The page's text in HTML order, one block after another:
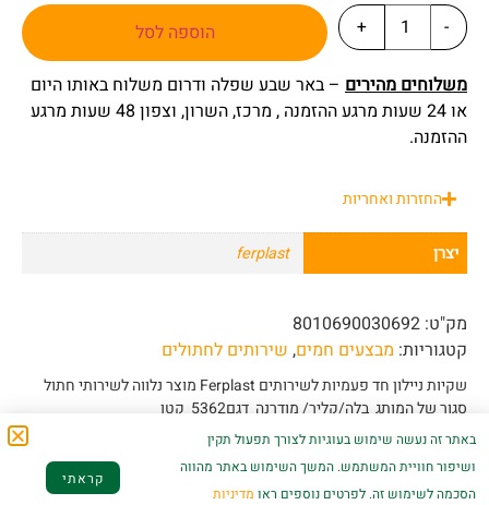
-
+
הוספה לסל
משלוחים מהירים – באר שבע שפלה ודרום משלוח באותו היום
או 24 שעות מרגע ההזמנה , מרכז, השרון, וצפון 48 שעות מרגע
ההזמנה.
החזרות ואחריות
יצרן ferplast
מק"ט: 8010690030692
קטגוריות: מבצעים חמים, שירותים לחתולים
שקיות ניילון חד פעמיות לשירותים Ferplast מוצר נלווה לשירותי חתול
סגור של המותג בלה/קליר/ מודרנה דגם5362 קטן
מאפשר החלפה ורענון של הצרכים ביתר קלות ובצורה נקייה וסטרילית .
באתר זה נעשה שימוש בעוגיות לצורך תפעול תקין
ושיפור חוויית המשתמש. המשך השימוש באתר מהווה
הסכמה לשימוש זה. לפרטים נוספים ראו מדיניות
קראתי